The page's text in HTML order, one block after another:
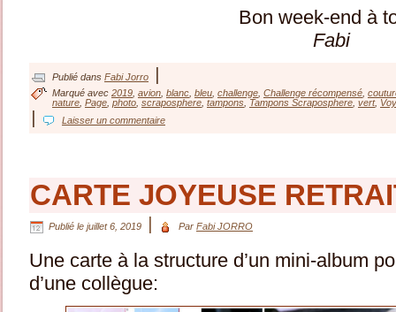
Bon week-end à
Fabi
Publié dans Fabi Jorro
Marqué avec 2019 avion blanc bleu challenge Challenge récompensé
nature Page photo scraposphere tampons Tampons Scraposphere vert,
Laisser un commentaire
CARTE JOYEUSE
Publié le juillet 6, 2019 Par Fabi JORRO
Une carte à la structure d’un mini-album
d’une collègue: